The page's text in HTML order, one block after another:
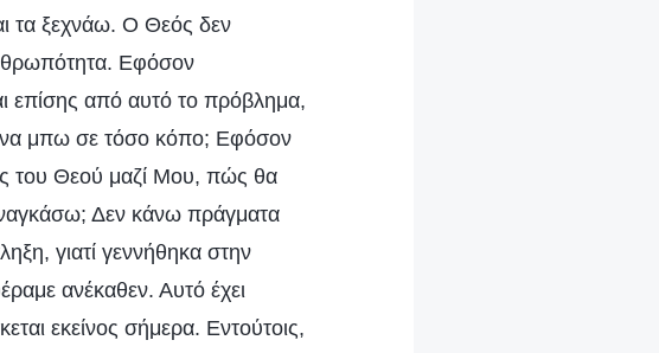
τα ξεχνάω. Ο Θεός δεν
Εφόσον
επίσης από αυτό το πρόβλημα,
να μπω σε τόσο κόπο; Εφόσον
του Θεού μαζί Μου, πώς θα
Δεν κάνω πράγματα
γιατί γεννήθηκα στην
ανέκαθεν. Αυτό έχει
εκείνος σήμερα. Εντούτοις,